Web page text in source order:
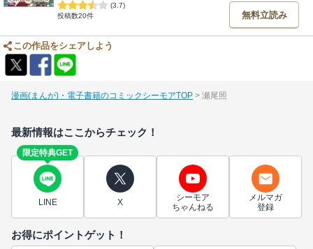
(3.7)
投稿数20件
無料立読み
この作品をシェアしよう
漫画(まんが)・電子書籍のコミックシーモアTOP 瀬尾照
最新情報はここからチェック！
限定特典GET
LINE X
シーモア
ちゃんねる
メルマガ
登録
お得にポイントゲット！